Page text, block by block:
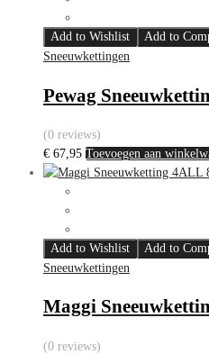
Add to Wishlist
Add to
Sneeuwkettingen
Pewag
(0 reviews)
€ 67,95 Toevoegen aan
Add to Wishlist
Add to
Sneeuwkettingen
Maggi
(0 reviews)